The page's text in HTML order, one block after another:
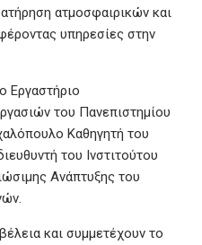
ατμοσφαιρικών και
υπηρεσίες στην
Εργαστήριο
του Πανεπιστημίου
Καθηγητή του
του Ινστιτούτου
Ανάπτυξης του
και συμμετέχουν το